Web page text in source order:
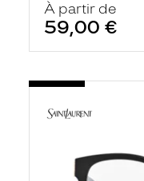
À partir de
59,00 €